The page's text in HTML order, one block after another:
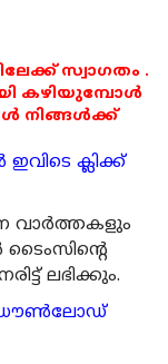
സ്വാഗതം .
കഴിയുമ്പോൾ
നിങ്ങൾക്ക്
ക്ലിക്ക്
വാര്‍ത്തകളും
ലഭിക്കും.
ഡൌണ്‍ലോഡ്